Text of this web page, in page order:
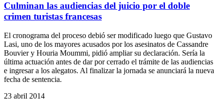
Culminan las audiencias del juicio por el doble
crimen turistas francesas
El cronograma del proceso debió ser modificado luego que Gustavo
Lasi, uno de los mayores acusados por los asesinatos de Cassandre
Bouvier y Houria Moummi, pidió ampliar su declaración. Sería la
última actuación antes de dar por cerrado el trámite de las audiencias
e ingresar a los alegatos. Al finalizar la jornada se anunciará la nueva
fecha de sentencia.
23 abril 2014